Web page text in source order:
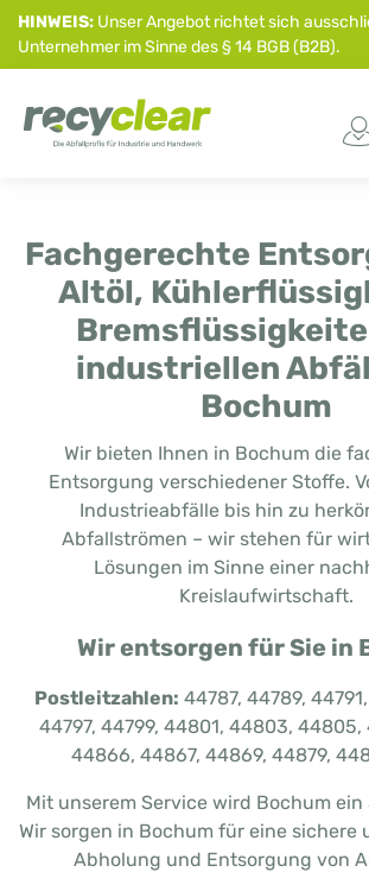
HINWEIS: Unser Angebot richtet sich
Unternehmer im Sinne des § 14 BGB (B2B).
Fachgerechte
Altöl,
industriellen
Bochum
Wir bieten Ihnen in Bochum die
Entsorgung verschiedener Stoffe.
Industrieabfälle bis hin zu
Abfallströmen – wir stehen für
Lösungen im Sinne einer
Kreislaufwirtschaft.
Wir entsorgen für Sie in
Postleitzahlen: 44787, 44789,
44797, 44799, 44801, 44803, 44805,
44866, 44867, 44869, 44879,
Mit unserem Service wird Bochum ein
Wir sorgen in Bochum für eine sichere
Abholung und Entsorgung von